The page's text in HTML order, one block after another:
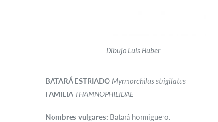
Dibujo Luis Huber
BATARÁ ESTRIADO Myrmorchilus strigilatus
FAMILIA THAMNOPHILIDAE
Nombres vulgares: Batará hormiguero.